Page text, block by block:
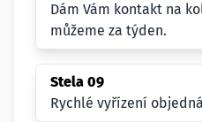
Dám Vám kontakt na
můžeme za týden.
Stela 09
Rychlé vyřízení